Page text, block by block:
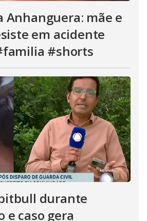
Anhanguera: mãe e
em acidente
#shorts
durante
e caso gera